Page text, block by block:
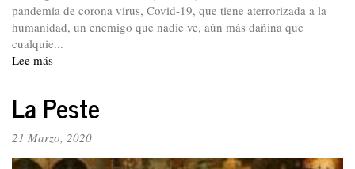
pandemia de corona virus, Covid-19, que tiene aterrorizada a la
humanidad, un enemigo que nadie ve, aún más dañina que
cualquie...
Lee más
mercado,
y
pandemia
La Peste
21 Marzo, 2020